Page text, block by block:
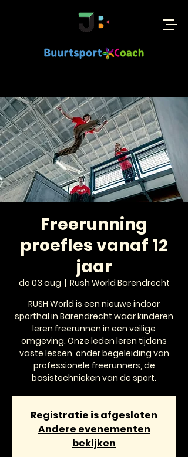
Freerunning
proefles vanaf 12
jaar
do 03 aug
  |
Rush World Barendrecht
RUSH World is een nieuwe indoor
sporthal in Barendrecht waar kinderen
leren freerunnen in een veilige
omgeving. Onze leden leren tijdens
vaste lessen, onder begeleiding van
professionele freerunners, de
basistechnieken van de sport.
Registratie is afgesloten
Andere evenementen
bekijken